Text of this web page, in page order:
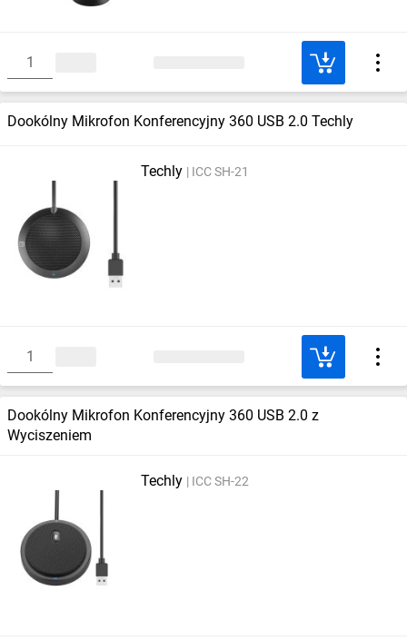
Dookólny Mikrofon Konferencyjny 360 USB 2.0 Techly
Techly ICC SH-21
Dookólny Mikrofon Konferencyjny 360 USB 2.0 z
Wyciszeniem
Techly ICC SH-22